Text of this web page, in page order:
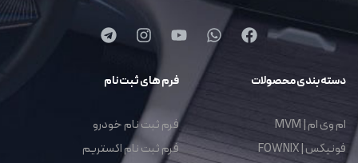
دسته بندی محصولات
ام وی ام | MVM
فونیکس | FOWNIX
فرم های ثبت نام
فرم ثبت نام خودرو
فرم ثبت نام اکستریم